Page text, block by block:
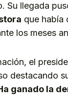
Su llegada
que había
los meses
el
destacando
ganado la